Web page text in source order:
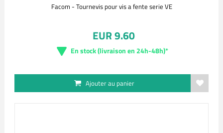
Facom - Tournevis pour vis a fente serie VE
EUR 9.60
En stock (livraison en 24h-48h)*
Ajouter au panier